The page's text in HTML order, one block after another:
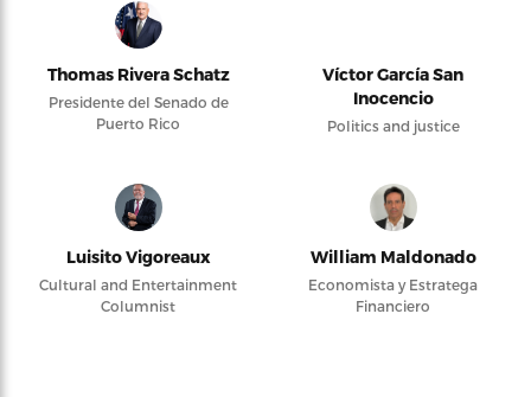
Thomas Rivera Schatz
Presidente del Senado de
Puerto Rico
Víctor García San
Inocencio
Politics and justice
Luisito Vigoreaux
Cultural and Entertainment
Columnist
William Maldonado
Economista y Estratega
Financiero